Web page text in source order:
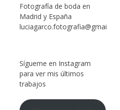
Fotografía de boda en
Madrid y España
luciagarco.fotografia@gmail.com
Sígueme en Instagram
para ver mis últimos
trabajos